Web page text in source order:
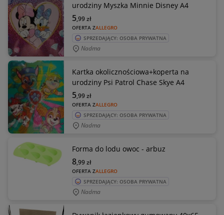
urodziny Myszka Minnie Disney A4
OFERTA ZALLEGRO
5,99zł
SPRZEDAJĄCY: OSOBA PRYWATNA
Nadma
Kartka okolicznościowa+koperta na
urodziny Psi Patrol Chase Skye A4
OFERTA ZALLEGRO
5,99zł
SPRZEDAJĄCY: OSOBA PRYWATNA
Nadma
Forma do lodu owoc - arbuz
OFERTA ZALLEGRO
8,99zł
SPRZEDAJĄCY: OSOBA PRYWATNA
Nadma